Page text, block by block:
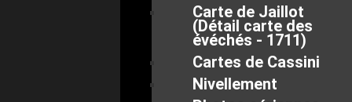
Carte de Jaillot
(Détail carte des
évéchés - 1711)
Cartes de Cassini
Nivellement